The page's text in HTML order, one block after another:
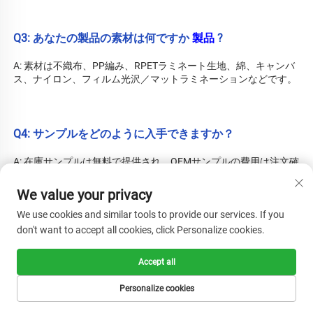
Q3: あなたの製品の素材は何ですか 製品 ?
A: 素材は不織布、PP編み、RPETラミネート生地、綿、キャンバ
ス、ナイロン、フィルム光沢／マットラミネーションなどです。
Q4: サンプルをどのように入手できますか？
A: 在庫サンプルは無料で提供され、OEMサンプルの費用は注文確
Q5: 品質管理について、貴社の工場ではどのように対応
A: 品質が最優先です。私たちは常に、最初から最後まで品質管理
を非常に重視しています。当社はBSCI、ISO14001:2015、
ISO9001:2008、SMETA、BRCの各認証を取得しています。合格
We value your privacy
We use cookies and similar tools to provide our services. If you
don't want to accept all cookies, click Personalize cookies.
Personalize cookies
Accept all